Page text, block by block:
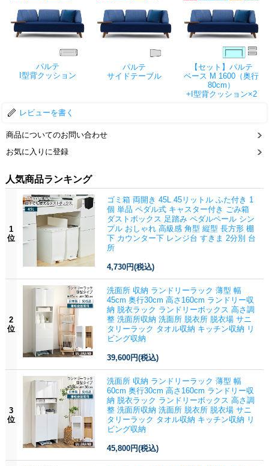
パルテ
I型背クッション
パルテ
サイドテーブル
【セット】パルテ
ベース M 1600（奥行
80cm）
+I型背クッション×2
レビューを書く
商品についてのお問い合わせ
お気に入りに登録
人気商品ランキング
1
位
ゴミ箱 両開き 45L 45リットル ふた付き 1
個 単品 ペダル式 キャスター付き ごみ箱
ダストボックス 足踏み ペダルペール シン
プル おしゃれ 高級感 角型 縦型 長方形 棚
下 カウンター下 レンジ台 すきま 2分別 台
所
4,730円(税込)
2
位
洗面所 収納 ランドリーラック 薄型 幅
45cm 奥行30cm 高さ160cm ランドリー収
納 脱衣ラック ランドリーボックス 高さ調
整 洗面所収納 洗面所 脱衣所 脱衣場 サニ
タリーラック タオル収納 キッチン収納 リ
ビング収納
39,600円(税込)
3
位
洗面所 収納 ランドリーラック 薄型 幅
60cm 奥行30cm 高さ160cm ランドリー収
納 脱衣ラック ランドリーボックス 高さ調
整 洗面所収納 洗面所 脱衣所 脱衣場 サニ
タリーラック タオル収納 キッチン収納 リ
ビング収納
45,800円(税込)